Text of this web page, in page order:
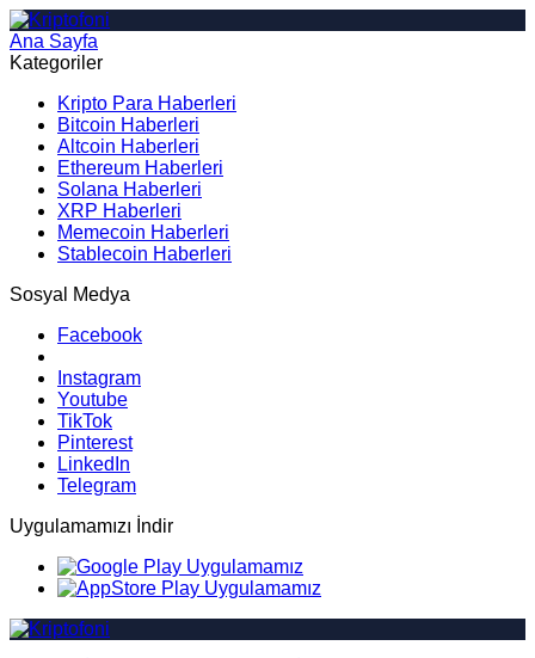
Ana Sayfa
Kategoriler
Kripto Para Haberleri
Bitcoin Haberleri
Altcoin Haberleri
Ethereum Haberleri
Solana Haberleri
XRP Haberleri
Memecoin Haberleri
Stablecoin Haberleri
Sosyal Medya
Facebook
Instagram
Youtube
TikTok
Pinterest
LinkedIn
Telegram
Uygulamamızı İndir